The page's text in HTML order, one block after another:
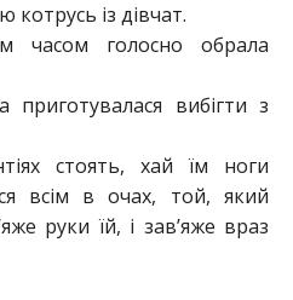
із дівчат.
голосно обрала
вибігти з
стоять, хай їм ноги
всім в очах, той, який
руки їй, і зав’яже враз